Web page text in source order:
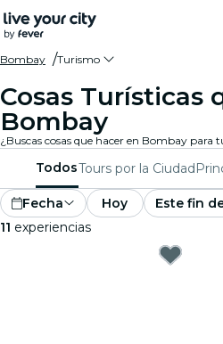
Bombay Turismo
Cosas Turísticas
Bombay
TodosTours por la Ciudad
Fecha Hoy Este fin
11 experiencias